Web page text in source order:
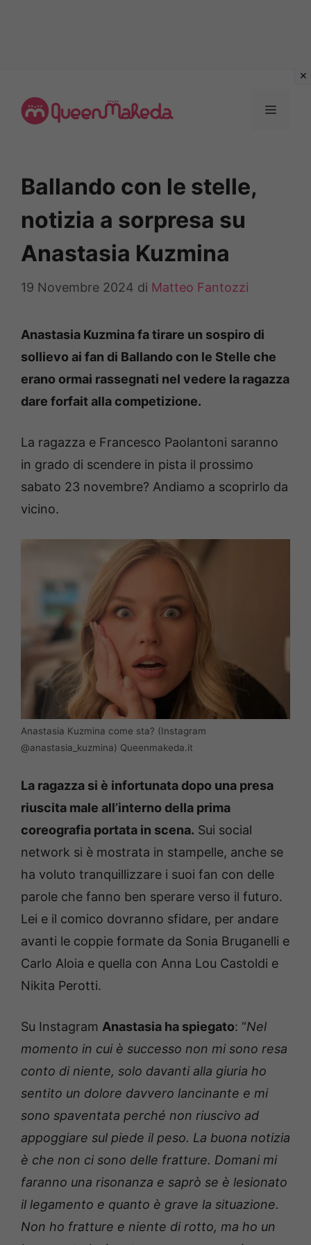
contenuto
MENU
Ballando con le stelle,
notizia a sorpresa su
Anastasia Kuzmina
19 Novembre 2024 di Matteo Fantozzi
Anastasia Kuzmina fa tirare un sospiro di
sollievo ai fan di Ballando con le Stelle che
erano ormai rassegnati nel vedere la ragazza
dare forfait alla competizione.
La ragazza e Francesco Paolantoni saranno
in grado di scendere in pista il prossimo
sabato 23 novembre? Andiamo a scoprirlo da
vicino.
Anastasia Kuzmina come sta? (Instagram
@anastasia_kuzmina) Queenmakeda.it
La ragazza si è infortunata dopo una presa
riuscita male all’interno della prima
coreografia portata in scena. Sui social
network si è mostrata in stampelle, anche se
ha voluto tranquillizzare i suoi fan con delle
parole che fanno ben sperare verso il futuro.
Lei e il comico dovranno sfidare, per andare
avanti le coppie formate da Sonia Bruganelli e
Carlo Aloia e quella con Anna Lou Castoldi e
Nikita Perotti.
Su Instagram Anastasia ha spiegato: “Nel
momento in cui è successo non mi sono resa
conto di niente, solo davanti alla giuria ho
sentito un dolore davvero lancinante e mi
sono spaventata perché non riuscivo ad
appoggiare sul piede il peso. La buona notizia
è che non ci sono delle fratture. Domani mi
faranno una risonanza e saprò se è lesionato
il legamento e quanto è grave la situazione.
Non ho fratture e niente di rotto, ma ho un